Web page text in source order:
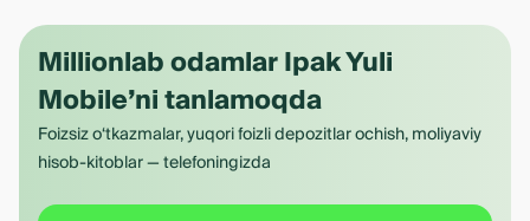
Millionlab odamlar Ipak Yuli
Mobile’ni tanlamoqda
Foizsiz o‘tkazmalar, yuqori foizli depozitlar ochish, moliyaviy
hisob-kitoblar — telefoningizda